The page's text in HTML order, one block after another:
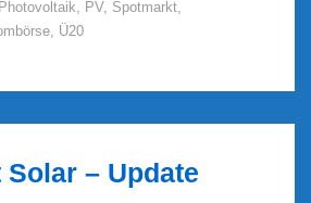
Photovoltaik, PV, Spotmarkt,
, Ü20
– Update